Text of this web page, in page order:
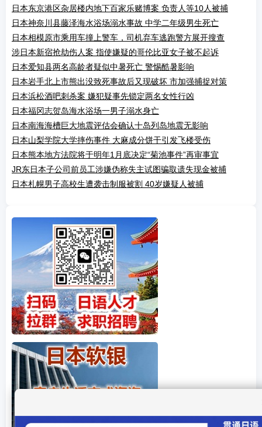
日本东京港区杂居楼内地下百家乐赌博案 负责人等10人被捕
日本神奈川县藤泽海水浴场溺水事故 中学二年级男生死亡
日本相模原市乘用车撞上警车，司机弃车逃跑警方展开搜查
涉日本新宿抢劫伤人案 指使嫌疑的哥伦比亚女子被不起诉
日本爱知县两名高龄者疑似中暑死亡 警惕酷暑影响
日本岩手北上市熊出没致死事故后又现破坏 市加强捕捉对策
日本浜松酒吧刺杀案 嫌犯疑事先锁定两名女性行凶
日本福冈志贺岛海水浴场一男子溺水身亡
日本南海海槽巨大地震评估会确认十岛列岛地震无影响
日本山梨学院大学摔伤事件 大麻成分饼干引发飞楼受伤
日本熊本地方法院将于明年1月底决定“菊池事件”再审事宜
JR东日本子公司前员工涉嫌伪称失主试图骗取遗失现金被捕
日本札幌男子高校生遭袭击制服被割 40岁嫌疑人被捕